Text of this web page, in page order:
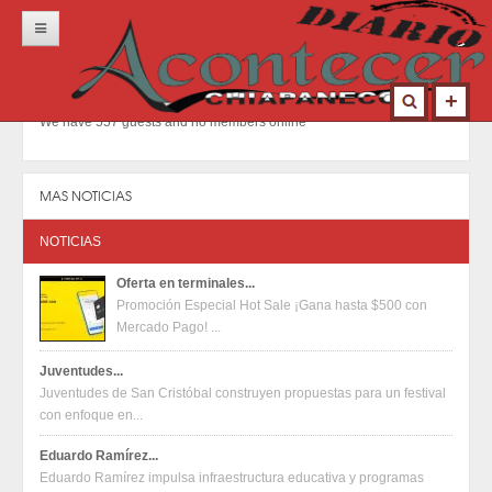
Portada
Locales
Municipios
Nacional
Deportes
Contacto
We have 557 guests and no members online
MAS NOTICIAS
NOTICIAS
Oferta en terminales...
Promoción Especial Hot Sale ¡Gana hasta $500 con
Mercado Pago! ...
Juventudes...
Juventudes de San Cristóbal construyen propuestas para un festival
con enfoque en...
Eduardo Ramírez...
Eduardo Ramírez impulsa infraestructura educativa y programas